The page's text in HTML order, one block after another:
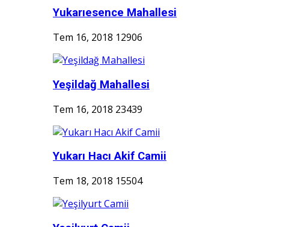
Yukarıesence Mahallesi
Tem 16, 2018 12906
Yeşildağ Mahallesi
Tem 16, 2018 23439
Yukarı Hacı Akif Camii
Tem 18, 2018 15504